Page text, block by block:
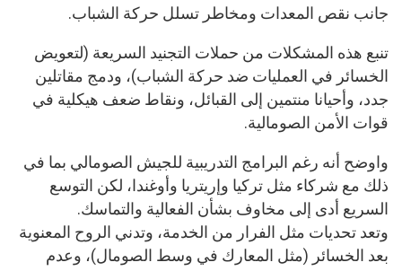
جانب نقص المعدات ومخاطر تسلل حركة الشباب.
تنبع هذه المشكلات من حملات التجنيد السريعة (لتعويض
الخسائر في العمليات ضد حركة الشباب)، ودمج مقاتلين
جدد، وأحيانا منتمين إلى القبائل، ونقاط ضعف هيكلية في
قوات الأمن الصومالية.
واوضح أنه رغم البرامج التدريبية للجيش الصومالي بما في
ذلك مع شركاء مثل تركيا وإريتريا وأوغندا، لكن التوسع
السريع أدى إلى مخاوف بشأن الفعالية والتماسك.
وتعد تحديات مثل الفرار من الخدمة، وتدني الروح المعنوية
بعد الخسائر (مثل المعارك في وسط الصومال)، وعدم